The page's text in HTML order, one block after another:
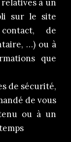
à un
sur le site
de
…) ou à
que
de sécurité,
de vous
ou à un